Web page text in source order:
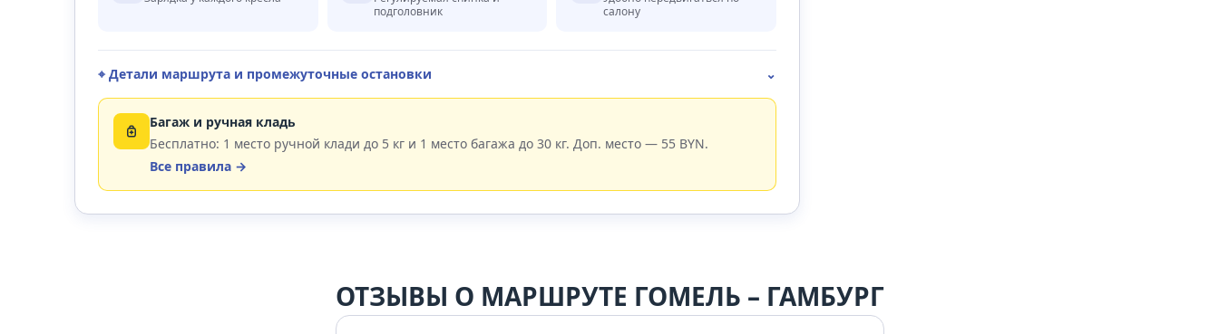
подголовник
салону
⌖ Детали маршрута и промежуточные остановки ⌄
Багаж и ручная кладь
Бесплатно: 1 место ручной клади до 5 кг и 1 место багажа до 30 кг. Доп. место — 55 BYN.
Все правила →
ОТЗЫВЫ О МАРШРУТЕ ГОМЕЛЬ – ГАМБУРГ